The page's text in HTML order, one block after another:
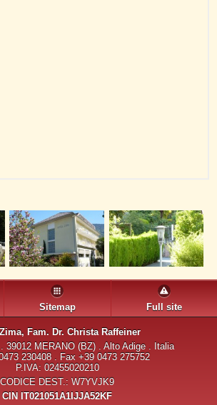
Sitemap Full site
, Fam. Dr. Christa Raffeiner
39012 MERANO (BZ) . Alto Adige . Italia
230408 . Fax +39 0473 275752
P.IVA: 02455020210
CODICE DEST.: W7YVJK9
CIN IT021051A1IJJA52KF